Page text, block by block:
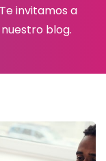
Te invitamos a
blog.